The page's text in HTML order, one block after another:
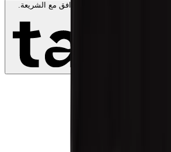
. بدون رسوم. متوافق مع الشريعة.